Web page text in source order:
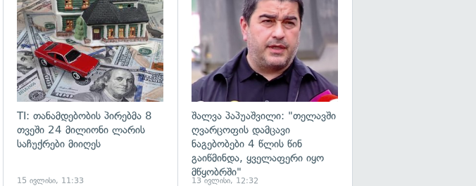
TI: თანამდებობის პირებმა 8
თვეში 24 მილიონი ლარის
საჩუქრები მიიღეს
15 ივლისი, 11:33
შალვა პაპუაშვილი: "თელავში
ღვარცოფის დამცავი
ნაგებობები 4 წლის წინ
გაიწმინდა, ყველაფერი იყო
მწყობრში"
13 ივლისი, 12:32